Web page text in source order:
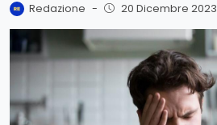
Redazione - 20 Dicembre 2023